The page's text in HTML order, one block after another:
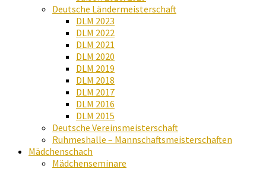
Deutsche Ländermeisterschaft
DLM 2023
DLM 2022
DLM 2021
DLM 2020
DLM 2019
DLM 2018
DLM 2017
DLM 2016
DLM 2015
Deutsche Vereinsmeisterschaft
Ruhmeshalle – Mannschaftsmeisterschaften
Mädchenschach
Mädchenseminare